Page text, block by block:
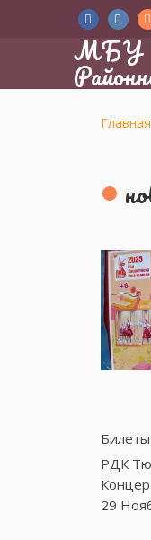
МБУ
Главная
РДК
29